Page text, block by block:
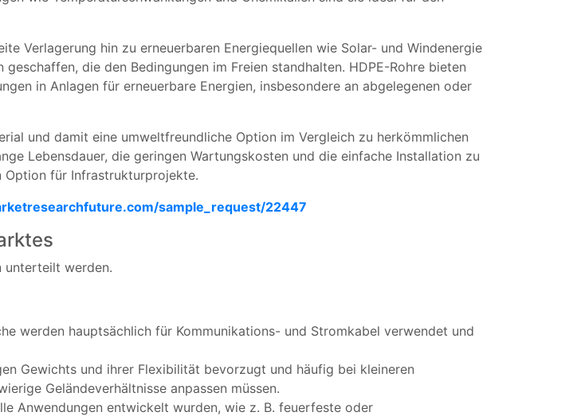
Verlagerung hin zu erneuerbaren Energiequellen wie Solar- und Windenergie
die den Bedingungen im Freien standhalten. HDPE-Rohre bieten
in Anlagen für erneuerbare Energien, insbesondere an abgelegenen oder
und damit eine umweltfreundliche Option im Vergleich zu herkömmlichen
Lebensdauer, die geringen Wartungskosten und die einfache Installation zu
Option für Infrastrukturprojekte.
sample_request/22447
unterteilt werden.
werden hauptsächlich für Kommunikations- und Stromkabel verwendet und
Gewichts und ihrer Flexibilität bevorzugt und häufig bei kleineren
Geländeverhältnisse anpassen müssen.
Anwendungen entwickelt wurden, wie z. B. feuerfeste oder